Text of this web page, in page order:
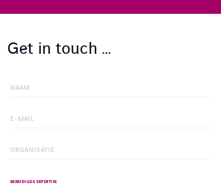
Get in touch …
BENODIGDE EXPERTISE